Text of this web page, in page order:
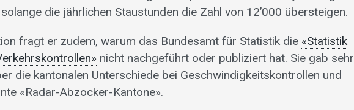
die jährlichen Staustunden die Zahl von 12’000 übersteigen.
fragt er zudem, warum das Bundesamt für Statistik die «Statistik
nicht nachgeführt oder publiziert hat. Sie gab sehr
die kantonalen Unterschiede bei Geschwindigkeitskontrollen und
«Radar-Abzocker-Kantone».